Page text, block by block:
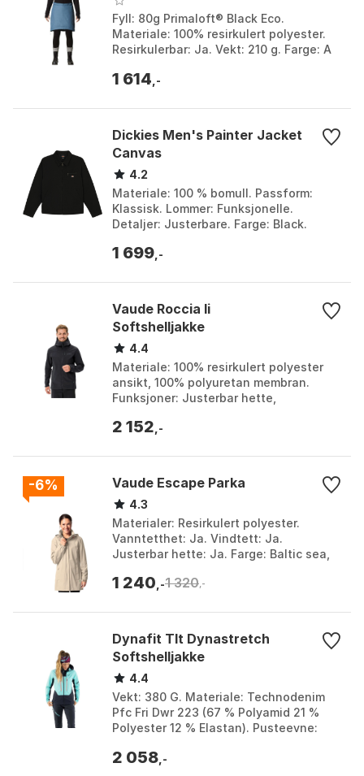
Fyll: 80g Primaloft® Black Eco.
Materiale: 100% resirkulert polyester.
Resirkulerbar: Ja. Vekt: 210 g. Farge: A
Sandsto...
1 614 ,-
Dickies Men's Painter Jacket
Canvas
4.2
Materiale: 100 % bomull. Passform:
Klassisk. Lommer: Funksjonelle.
Detaljer: Justerbare. Farge: Black.
1 699 ,-
Vaude Roccia Ii
Softshelljakke
4.4
Materiale: 100% resirkulert polyester
ansikt, 100% polyuretan membran.
Funksjoner: Justerbar hette,
flere lommer, justerbare ...
2 152 ,-
-6% Vaude Escape Parka
4.3
Materialer: Resirkulert polyester.
Vanntetthet: Ja. Vindtett: Ja.
Justerbar hette: Ja. Farge: Baltic sea,
Khaki, Linen...
1 240 ,-1 320,-
Dynafit Tlt Dynastretch
Softshelljakke
4.4
Vekt: 380 G. Materiale: Technodenim
Pfc Fri Dwr 223 (67 % Polyamid 21 %
Polyester 12 % Elastan). Pusteevne:
blue, Royal p...
2 058 ,-